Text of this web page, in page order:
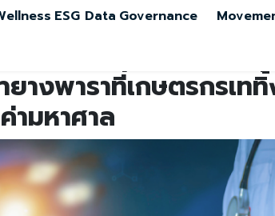
ESG Data Governance
างพาราที่เกษตรกรเท
มหาศาล